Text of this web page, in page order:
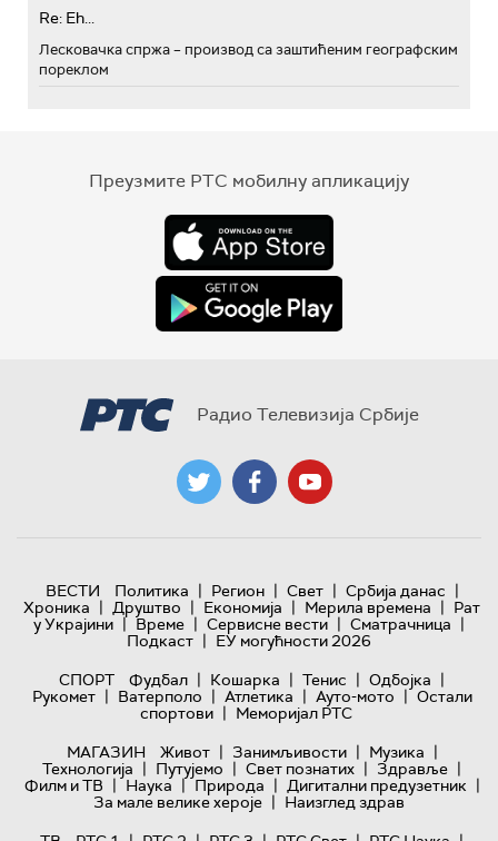
Re: Eh...
Лесковачка спржа – производ са заштићеним географским
пореклом
Преузмите РТС мобилну апликацију
Радио Телевизија Србије
ВЕСТИ Политика | Регион | Свет | Србија данас |
Хроника | Друштво | Економија | Мерила времена | Рат
у Украјини | Време | Сервисне вести | Сматрачница |
Подкаст | ЕУ могућности 2026
СПОРТ
Фудбал | Кошарка | Тенис | Одбојка |
Рукомет | Ватерполо | Атлетика | Ауто-мото | Остали
спортови | Меморијал РТС
МАГАЗИН
Живот | Занимљивости | Музика |
Технологијa | Путујемо | Свет познатих | Здравље |
Филм и ТВ | Наука | Природа | Дигитални предузетник |
За мале велике хероје | Наизглед здрав